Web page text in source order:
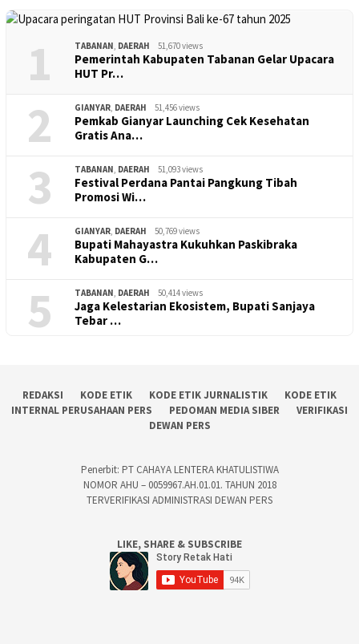
1 TABANAN, DAERAH 51,670 views
Pemerintah Kabupaten Tabanan Gelar Upacara
HUT Pr…
2 GIANYAR, DAERAH 51,456 views
Pemkab Gianyar Launching Cek Kesehatan
Gratis Ana…
3 TABANAN, DAERAH 51,093 views
Festival Perdana Pantai Pangkung Tibah
Promosi Wi…
4 GIANYAR, DAERAH 50,769 views
Bupati Mahayastra Kukuhkan Paskibraka
Kabupaten G…
5 TABANAN, DAERAH 50,414 views
Jaga Kelestarian Ekosistem, Bupati Sanjaya
Tebar …
REDAKSI KODE ETIK KODE ETIK JURNALISTIK
KODE ETIK
INTERNAL PERUSAHAAN PERS
PEDOMAN MEDIA SIBER
VERIFIKASI
DEWAN PERS
Penerbit: PT CAHAYA LENTERA KHATULISTIWA
NOMOR AHU – 0059967.AH.01.01. TAHUN 2018
TERVERIFIKASI ADMINISTRASI DEWAN PERS
LIKE, SHARE & SUBSCRIBE